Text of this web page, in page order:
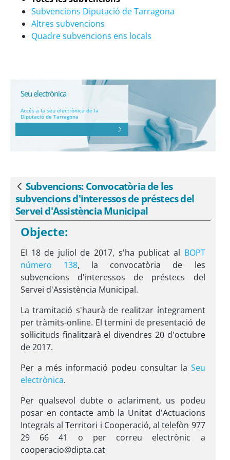
Subvencions Diputació de Tarragona
Altres subvencions
Quadre subvencions ens locals
Seu electrònica
Accés a la seu electrònica de la
Diputació de Tarragona
Vés enrere
Subvencions: Convocatòria de les
subvencions d'interessos de préstecs del
Servei d'Assistència Municipal
Objecte:
El 18 de juliol de 2017, s'ha publicat al BOPT
número 138, la convocatòria de les
subvencions d'interessos de préstecs del
Servei d'Assistència Municipal.
La tramitació s'haurà de realitzar íntegrament
per tràmits-online. El termini de presentació de
sol·licituds finalitzarà el divendres 20 d'octubre
de 2017.
Per a més informació podeu consultar la Seu
electrònica.
Per qualsevol dubte o aclariment, us podeu
posar en contacte amb la Unitat d'Actuacions
Integrals al Territori i Cooperació, al telefòn 977
29 66 41 o per correu electrònic a
cooperacio@dipta.cat